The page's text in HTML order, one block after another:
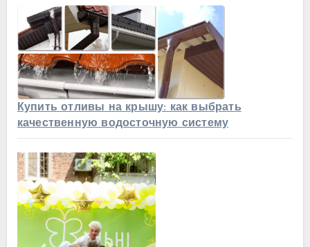
Купить отливы на крышу: как выбрать
качественную водосточную систему